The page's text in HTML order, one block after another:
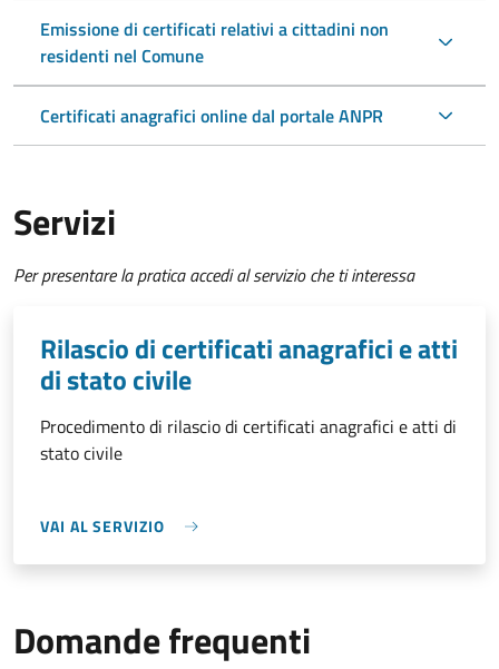
Emissione di certificati relativi a cittadini non
residenti nel Comune
Certificati anagrafici online dal portale ANPR
Servizi
Per presentare la pratica accedi al servizio che ti interessa
Rilascio di certificati anagrafici e atti
di stato civile
Procedimento di rilascio di certificati anagrafici e atti di
stato civile
VAI AL SERVIZIO
Domande frequenti